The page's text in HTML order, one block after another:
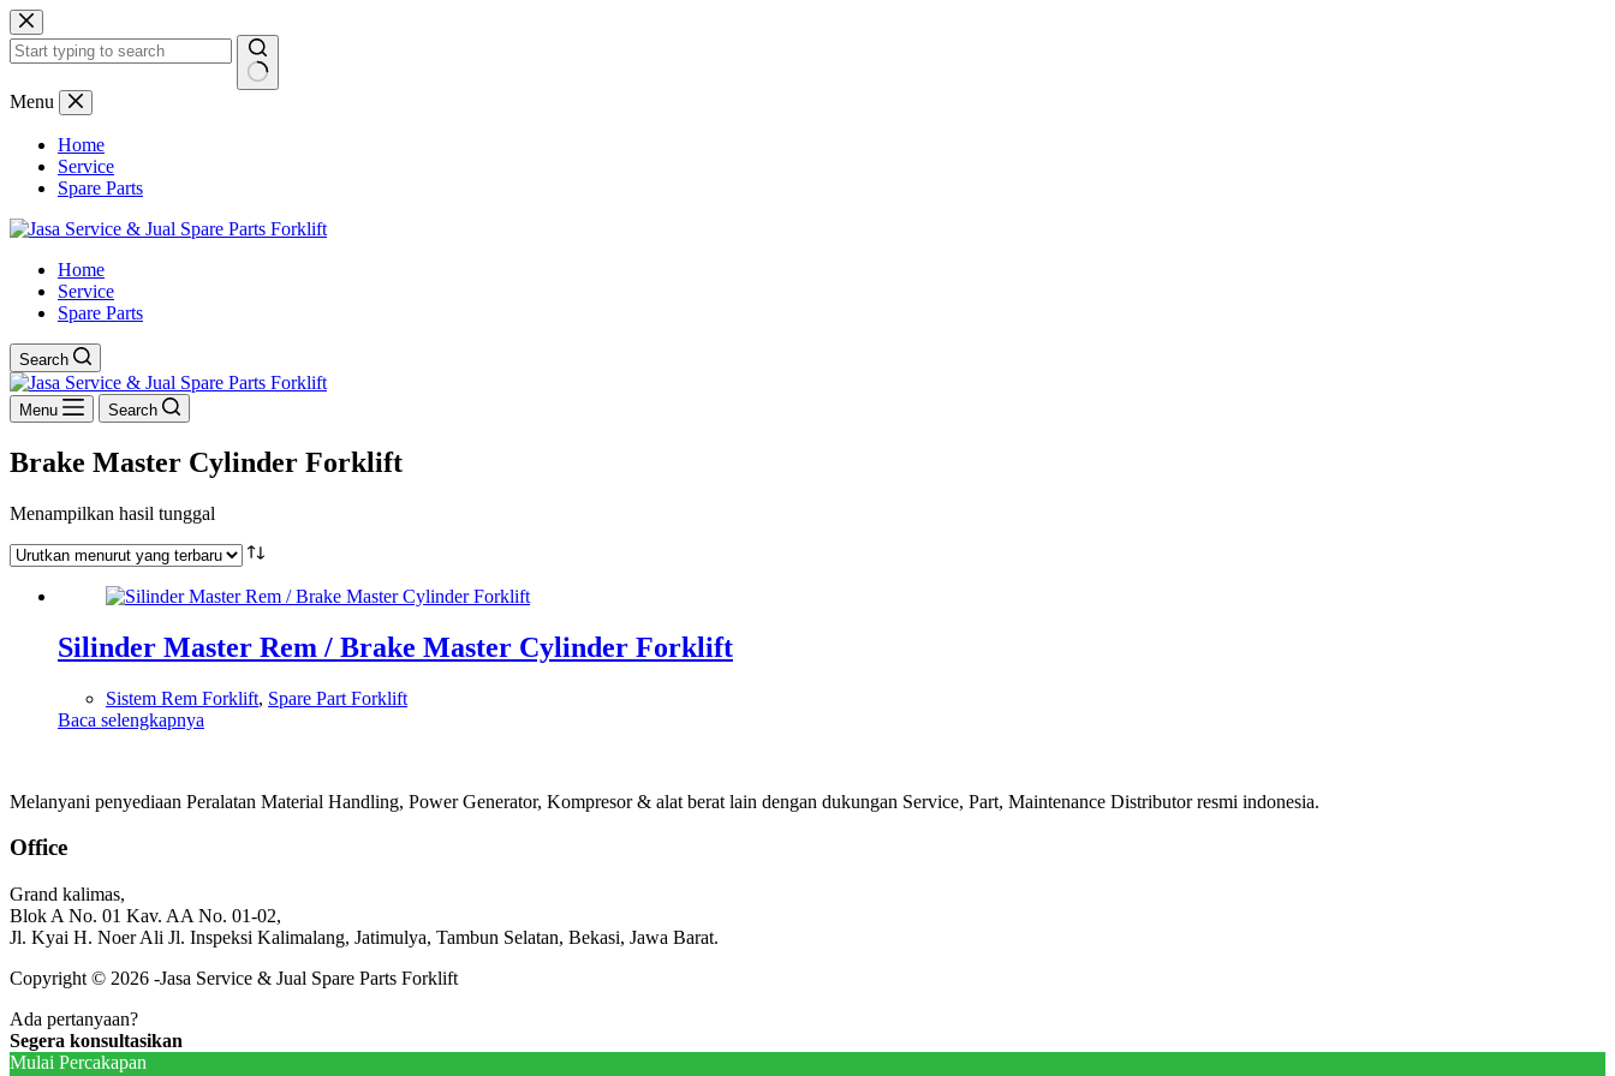
Skip
to
content
No
Menu
Home
Service
Spare Parts
Home
Service
Spare Parts
Search
Menu Search
Brake Master Cylinder Forklift
Menampilkan hasil tunggal
Silinder Master Rem / Brake Master Cylinder Forklift
Sistem Rem Forklift, Spare Part Forklift
Baca selengkapnya
Melanyani penyediaan Peralatan Material Handling, Power Generator, Kompresor & alat berat lain dengan dukungan Service, Part, Maintenance Distributor resmi indonesia.
Office
Grand kalimas,
Blok A No. 01 Kav. AA No. 01-02,
Jl. Kyai H. Noer Ali Jl. Inspeksi Kalimalang, Jatimulya, Tambun Selatan, Bekasi, Jawa Barat.
Copyright © 2026 -Jasa Service & Jual Spare Parts Forklift
Ada pertanyaan?
Segera konsultasikan
Mulai Percakapan